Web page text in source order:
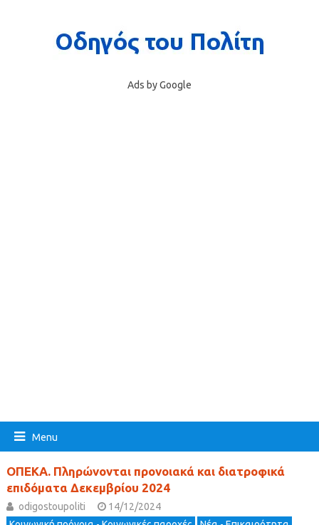
Ads by Google
Menu
ΟΠΕΚΑ. Πληρώνονται προνοιακά και διατροφικά
επιδόματα Δεκεμβρίου 2024
odigostoupoliti
14/12/2024